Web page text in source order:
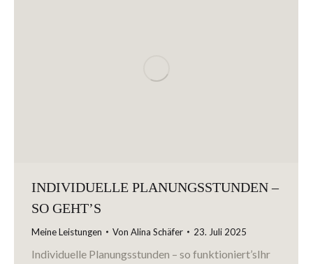
INDIVIDUELLE PLANUNGSSTUNDEN –
SO GEHT’S
Meine Leistungen Von Alina Schäfer 23. Juli 2025
Individuelle Planungsstunden – so funktioniert’sIhr